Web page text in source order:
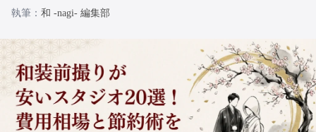
執筆 和 -nagi- 編集部